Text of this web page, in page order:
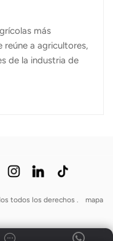
más
a agricultores,
de la industria de
más en un
ideas sobre el
la diversa
altas
de precisión
esencial para
productividad. La
todos los derechos .
mapa